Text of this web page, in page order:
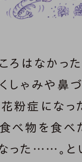
ろはなかった
しゃみや鼻
粉症にな
べ物を食べ
った……。と